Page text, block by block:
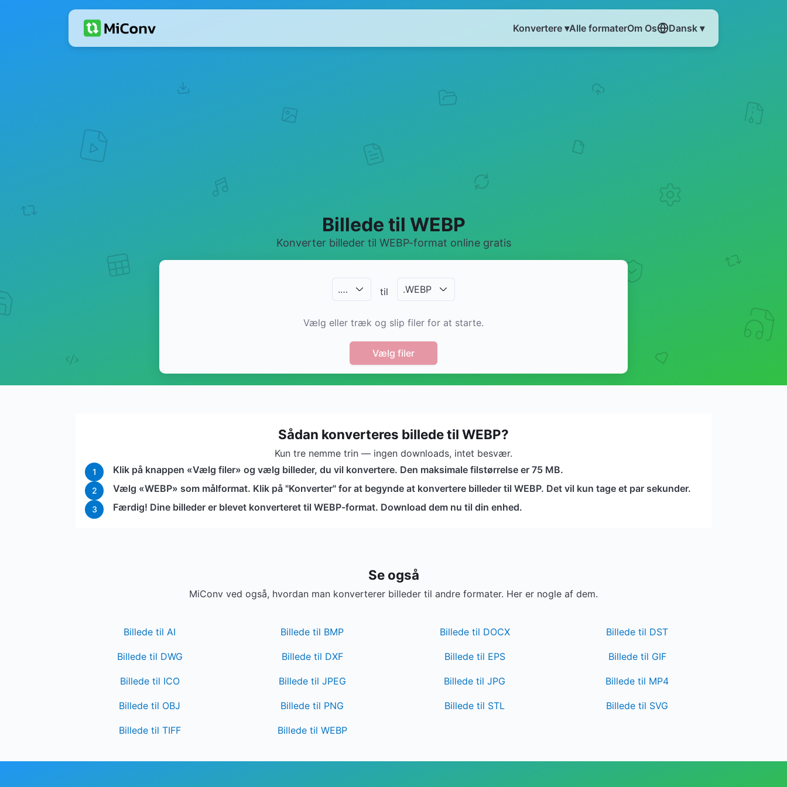
Konvertere ▾Alle formaterOm Os Dansk ▾
Billede til WEBP
Konverter billeder til WEBP-format online gratis
.… til .WEBP
Vælg eller træk og slip filer for at starte.
Vælg filer
Sådan konverteres billede til WEBP?
Kun tre nemme trin — ingen downloads, intet besvær.
1 Klik på knappen «Vælg filer» og vælg billeder, du vil konvertere. Den maksimale filstørrelse er 75 MB.
2 Vælg «WEBP» som målformat. Klik på "Konverter" for at begynde at konvertere billeder til WEBP. Det vil kun tage et par sekunder.
3 Færdig! Dine billeder er blevet konverteret til WEBP-format. Download dem nu til din enhed.
Se også
MiConv ved også, hvordan man konverterer billeder til andre formater. Her er nogle af dem.
Billede til AI Billede til BMP Billede til DOCX Billede til DST
Billede til DWG Billede til DXF Billede til EPS Billede til GIF
Billede til ICO Billede til JPEG Billede til JPG Billede til MP4
Billede til OBJ Billede til PNG Billede til STL Billede til SVG
Billede til TIFF Billede til WEBP